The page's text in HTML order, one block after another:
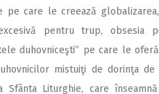
care le creează
pentru trup, obsesia
duhovniceşti” pe care le
mistuiţi de dorinţa
Sfânta Liturghie, care